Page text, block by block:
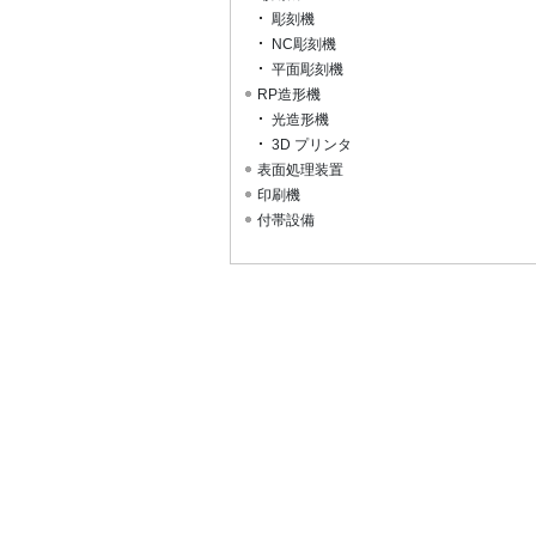
彫刻機
NC彫刻機
平面彫刻機
RP造形機
光造形機
3D プリンタ
表面処理装置
印刷機
付帯設備